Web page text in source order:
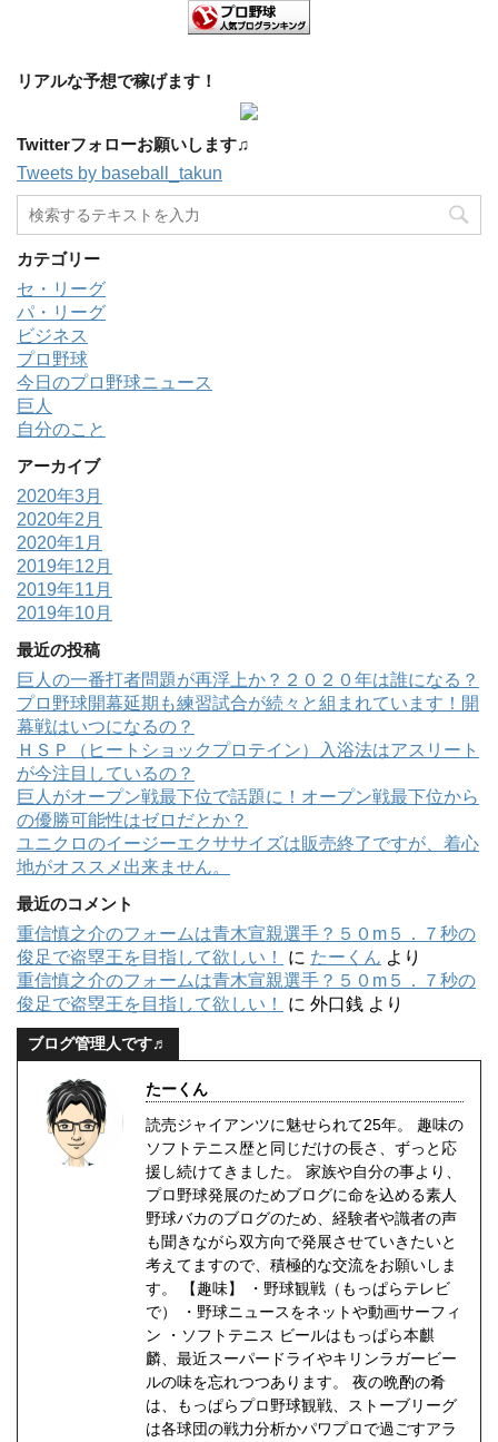
リアルな予想で稼げます！
Twitterフォローお願いします♫
Tweets by baseball_takun
カテゴリー
セ・リーグ
パ・リーグ
ビジネス
プロ野球
今日のプロ野球ニュース
巨人
自分のこと
アーカイブ
2020年3月
2020年2月
2020年1月
2019年12月
2019年11月
2019年10月
最近の投稿
巨人の一番打者問題が再浮上か？２０２０年は誰になる？
プロ野球開幕延期も練習試合が続々と組まれています！開
幕戦はいつになるの？
ＨＳＰ（ヒートショックプロテイン）入浴法はアスリート
が今注目しているの？
巨人がオープン戦最下位で話題に！オープン戦最下位から
の優勝可能性はゼロだとか？
ユニクロのイージーエクササイズは販売終了ですが、着心
地がオススメ出来ません。
最近のコメント
重信慎之介のフォームは青木宣親選手？５０m５．７秒の
俊足で盗塁王を目指して欲しい！
に たーくん より
重信慎之介のフォームは青木宣親選手？５０m５．７秒の
俊足で盗塁王を目指して欲しい！
に 外口銭 より
ブログ管理人です♬
たーくん
読売ジャイアンツに魅せられて25年。 趣味の
ソフトテニス歴と同じだけの長さ、ずっと応
援し続けてきました。 家族や自分の事より、
プロ野球発展のためブログに命を込める素人
野球バカのブログのため、経験者や識者の声
も聞きながら双方向で発展させていきたいと
考えてますので、積極的な交流をお願いしま
す。 【趣味】 ・野球観戦（もっぱらテレビ
で） ・野球ニュースをネットや動画サーフィ
ン ・ソフトテニス ビールはもっぱら本麒
麟、最近スーパードライやキリンラガービー
ルの味を忘れつつあります。 夜の晩酌の肴
は、もっぱらプロ野球観戦、ストーブリーグ
は各球団の戦力分析かパワプロで過ごすアラ